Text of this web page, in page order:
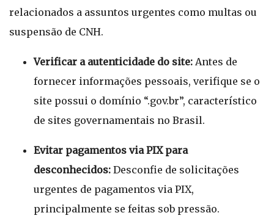
relacionados a assuntos urgentes como multas ou
suspensão de CNH.
Verificar a autenticidade do site: Antes de
fornecer informações pessoais, verifique se o
site possui o domínio “.gov.br”, característico
de sites governamentais no Brasil.
Evitar pagamentos via PIX para
desconhecidos: Desconfie de solicitações
urgentes de pagamentos via PIX,
principalmente se feitas sob pressão.